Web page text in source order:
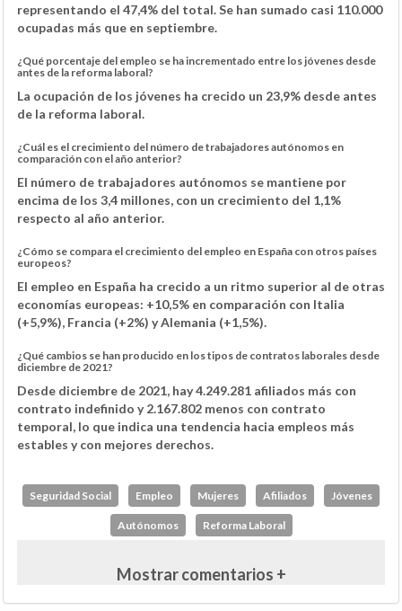
representando el 47,4% del total. Se han sumado casi 110.000
ocupadas más que en septiembre.
¿Qué porcentaje del empleo se ha incrementado entre los jóvenes desde
antes de la reforma laboral?
La ocupación de los jóvenes ha crecido un 23,9% desde antes
de la reforma laboral.
¿Cuál es el crecimiento del número de trabajadores autónomos en
comparación con el año anterior?
El número de trabajadores autónomos se mantiene por
encima de los 3,4 millones, con un crecimiento del 1,1%
respecto al año anterior.
¿Cómo se compara el crecimiento del empleo en España con otros países
europeos?
El empleo en España ha crecido a un ritmo superior al de otras
economías europeas: +10,5% en comparación con Italia
(+5,9%), Francia (+2%) y Alemania (+1,5%).
¿Qué cambios se han producido en los tipos de contratos laborales desde
diciembre de 2021?
Desde diciembre de 2021, hay 4.249.281 afiliados más con
contrato indefinido y 2.167.802 menos con contrato
temporal, lo que indica una tendencia hacia empleos más
estables y con mejores derechos.
Seguridad Social Empleo Mujeres Afiliados Jóvenes
Autónomos Reforma Laboral
Mostrar comentarios +